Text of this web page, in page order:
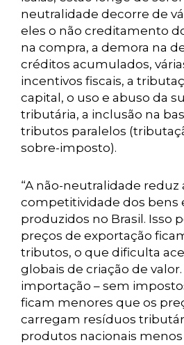
neutralidade decorre de
eles o não creditamento
na compra, a demora na
créditos acumulados,
incentivos fiscais, a
capital, o uso e abuso da
tributária, a inclusão na
tributos paralelos
sobre-imposto).
“A não-neutralidade reduz
competitividade dos bens
produzidos no Brasil. Isso
preços de exportação
tributos, o que dificulta
globais de criação de
importação – sem
ficam menores que os
carregam resíduos
produtos nacionais